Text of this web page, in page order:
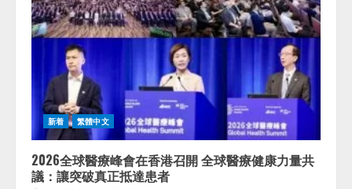
新着 繁體中文
2026全球醫療峰會在香港召開 全球醫療健康力量共
議：讓突破真正抵達患者